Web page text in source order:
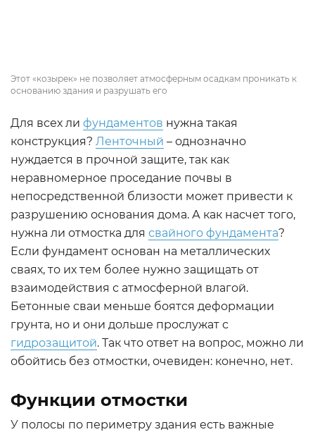
Этот «козырек» не позволяет атмосферным осадкам проникать к
основанию здания и разрушать его
Для всех ли фундаментов нужна такая
конструкция? Ленточный – однозначно
нуждается в прочной защите, так как
неравномерное проседание почвы в
непосредственной близости может привести к
разрушению основания дома. А как насчет того,
нужна ли отмостка для свайного фундамента?
Если фундамент основан на металлических
сваях, то их тем более нужно защищать от
взаимодействия с атмосферной влагой.
Бетонные сваи меньше боятся деформации
грунта, но и они дольше прослужат с
гидрозащитой. Так что ответ на вопрос, можно ли
обойтись без отмостки, очевиден: конечно, нет.
Функции отмостки
У полосы по периметру здания есть важные